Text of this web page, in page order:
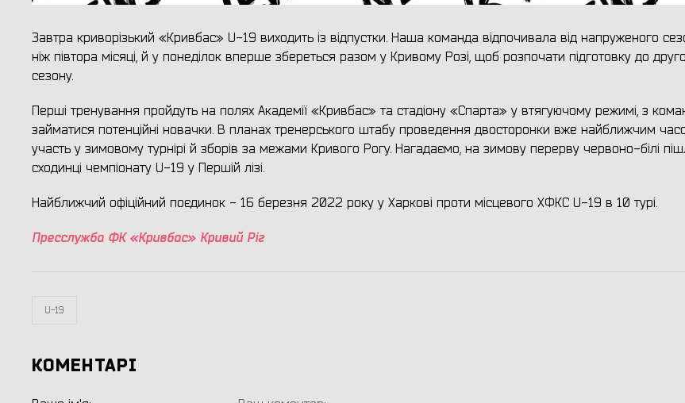
Завтра криворізький «Кривбас» U-19 виходить із відпустки. Наша команда відпочивала від напруженого
ніж півтора місяці, й у понеділок вперше збереться разом у Кривому Розі, щоб розпочати підготовку до
сезону.
Перші тренування пройдуть на полях Академії «Кривбас» та стадіону «Спарта» у втягуючому режимі, з
займатися потенційні новачки. В планах тренерського штабу проведення двосторонки вже найближчим
участь у зимовому турнірі й зборів за межами Кривого Рогу. Нагадаємо, на зимову перерву червоно-білі
сходинці чемпіонату U-19 у Першій лізі.
Найближчий офіційний поєдинок - 16 березня 2022 року у Харкові проти місцевого ХФКС U-19 в 10 турі.
Пресслужба ФК «Кривбас» Кривий Ріг
U-19
КОМЕНТАРІ